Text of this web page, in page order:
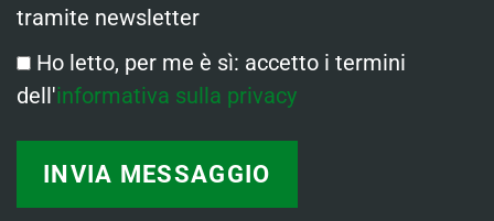
tramite newsletter
Ho letto, per me è sì: accetto i termini
dell'informativa sulla privacy